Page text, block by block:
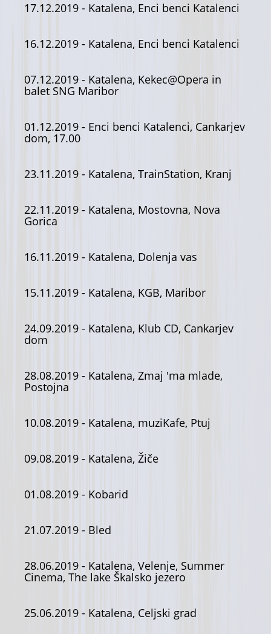
17.12.2019 - Katalena, Enci benci Katalenci
16.12.2019 - Katalena, Enci benci Katalenci
07.12.2019 - Katalena, Kekec@Opera in
balet SNG Maribor
01.12.2019 - Enci benci Katalenci, Cankarjev
dom, 17.00
23.11.2019 - Katalena, TrainStation, Kranj
22.11.2019 - Katalena, Mostovna, Nova
Gorica
16.11.2019 - Katalena, Dolenja vas
15.11.2019 - Katalena, KGB, Maribor
24.09.2019 - Katalena, Klub CD, Cankarjev
dom
28.08.2019 - Katalena, Zmaj 'ma mlade,
Postojna
10.08.2019 - Katalena, muziKafe, Ptuj
09.08.2019 - Katalena, Žiče
01.08.2019 - Kobarid
21.07.2019 - Bled
28.06.2019 - Katalena, Velenje, Summer
Cinema, The lake Škalsko jezero
25.06.2019 - Katalena, Celjski grad